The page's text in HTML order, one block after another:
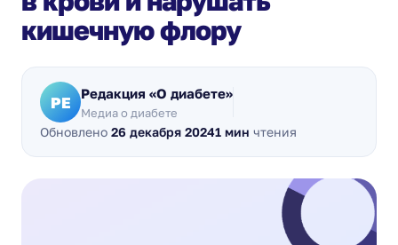
кишечную флору
РЕ Редакция «О диабете»
Медиа о диабете
Обновлено 26 декабря 20241 мин чтения